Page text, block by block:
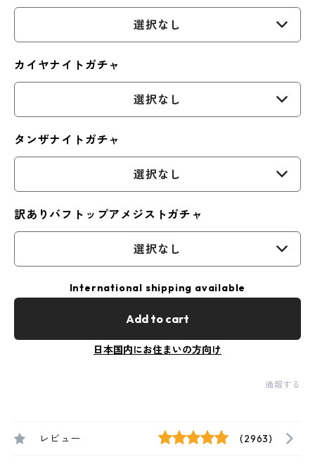
選択なし
カイヤナイトガチャ
選択なし
タンザナイトガチャ
選択なし
訳ありバフトップアメジストガチャ
選択なし
International shipping available
Add to cart
日本国内にお住まいの方向け
通報する
レビュー (2963)